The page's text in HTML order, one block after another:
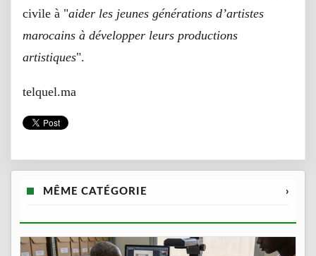
civile à "aider les jeunes générations d’artistes
marocains à développer leurs productions
artistiques".
telquel.ma
MÊME CATÉGORIE ›